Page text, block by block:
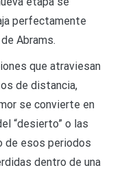
perfectamente
Abrams.
que atraviesan
de distancia,
se convierte en
“desierto” o las
de esos periodos
dentro de una